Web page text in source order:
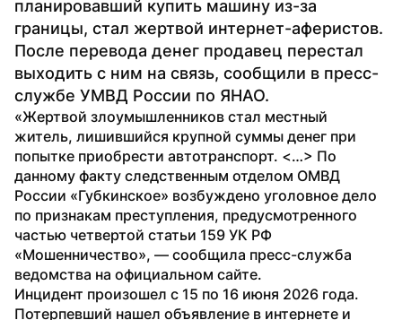
планировавший купить машину из-за
границы, стал жертвой интернет-аферистов.
После перевода денег продавец перестал
выходить с ним на связь, сообщили в пресс-
службе УМВД России по ЯНАО.
«Жертвой злоумышленников стал местный
житель, лишившийся крупной суммы денег при
попытке приобрести автотранспорт. <…> По
данному факту следственным отделом ОМВД
России «Губкинское» возбуждено уголовное дело
по признакам преступления, предусмотренного
частью четвертой статьи 159 УК РФ
«Мошенничество», — сообщила пресс-служба
ведомства на официальном сайте.
Инцидент произошел с 15 по 16 июня 2026 года.
Потерпевший нашел объявление в интернете и